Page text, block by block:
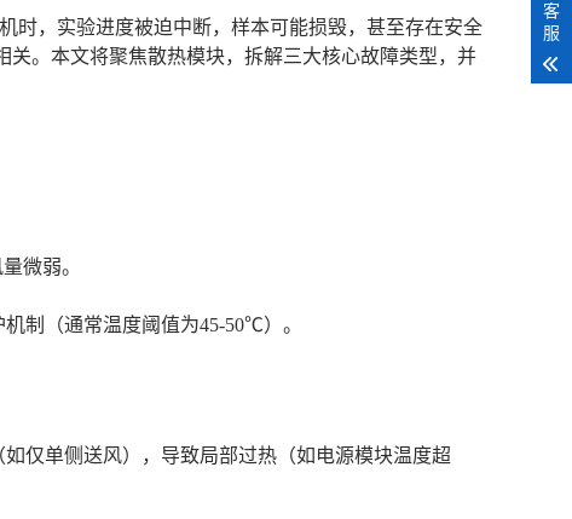
，实验进度被迫中断，样本可能损毁，甚至存在安全
关。本文将聚焦散热模块，拆解三大核心故障类型，并
微弱。
制（通常温度阈值为45-50℃）。
仅单侧送风），导致局部过热（如电源模块温度超
客
服